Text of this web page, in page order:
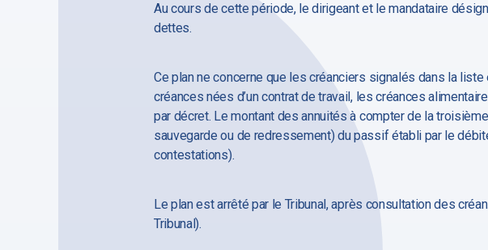
Au cours de cette période, le dirigeant et le mandataire
dettes.
Ce plan ne concerne que les créanciers signalés dans la
créances nées d’un contrat de travail, les créances
par décret. Le montant des annuités à compter de la
sauvegarde ou de redressement) du passif établi par le
contestations).
Le plan est arrêté par le Tribunal, après consultation des
Tribunal).